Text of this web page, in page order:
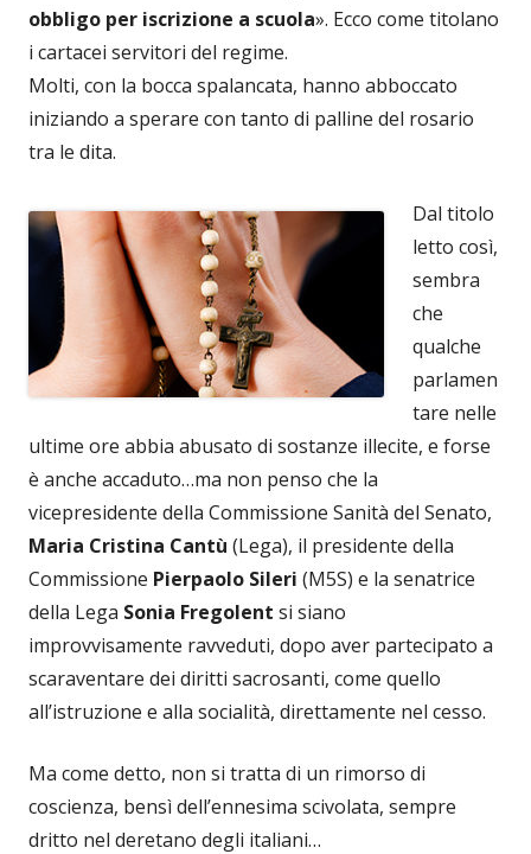
obbligo per iscrizione a scuola». Ecco come titolano
i cartacei servitori del regime.
Molti, con la bocca spalancata, hanno abboccato
iniziando a sperare con tanto di palline del rosario
tra le dita.
Dal titolo
letto così,
sembra
che
qualche
parlamen
tare nelle
ultime ore abbia abusato di sostanze illecite, e forse
è anche accaduto…ma non penso che la
vicepresidente della Commissione Sanità del Senato,
Maria Cristina Cantù (Lega), il presidente della
Commissione Pierpaolo Sileri (M5S) e la senatrice
della Lega Sonia Fregolent si siano
improvvisamente ravveduti, dopo aver partecipato a
scaraventare dei diritti sacrosanti, come quello
all’istruzione e alla socialità, direttamente nel cesso.
Ma come detto, non si tratta di un rimorso di
coscienza, bensì dell’ennesima scivolata, sempre
dritto nel deretano degli italiani…